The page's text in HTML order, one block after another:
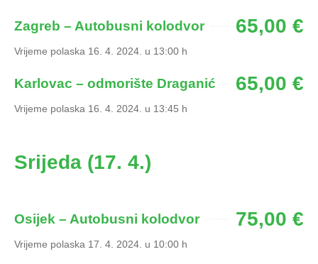
Zagreb – Autobusni kolodvor 65,00 €
Vrijeme polaska 16. 4. 2024. u 13:00 h
Karlovac – odmorište Draganić 65,00 €
Vrijeme polaska 16. 4. 2024. u 13:45 h
Srijeda (17. 4.)
Osijek – Autobusni kolodvor 75,00 €
Vrijeme polaska 17. 4. 2024. u 10:00 h